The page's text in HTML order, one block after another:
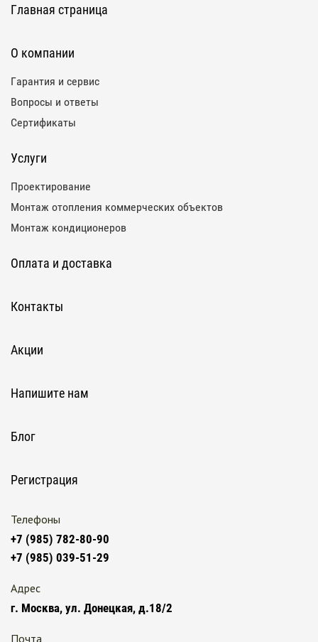
Телефоны
+7 (985) 782-80-90
+7 (985) 039-51-29
Адрес
г. Москва, ул. Донецкая, д.18/2
Почта
Главная страница
О компании
Гарантия и сервис
Вопросы и ответы
Сертификаты
Услуги
Проектирование
Монтаж отопления коммерческих объектов
Монтаж кондиционеров
Оплата и доставка
Контакты
Акции
Напишите нам
Блог
Регистрация